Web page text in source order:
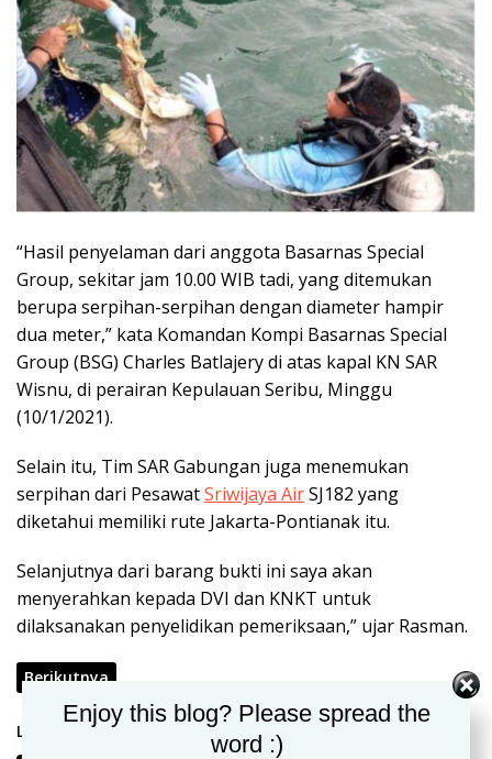
“Hasil penyelaman dari anggota Basarnas Special
Group, sekitar jam 10.00 WIB tadi, yang ditemukan
berupa serpihan-serpihan dengan diameter hampir
dua meter,” kata Komandan Kompi Basarnas Special
Group (BSG) Charles Batlajery di atas kapal KN SAR
Wisnu, di perairan Kepulauan Seribu, Minggu
(10/1/2021).
Selain itu, Tim SAR Gabungan juga menemukan
serpihan dari PesawatSriwijaya AirSJ182 yang
diketahui memiliki rute Jakarta-Pontianak itu.
Selanjutnya dari barang bukti ini saya akan
menyerahkan kepada DVI dan KNKT untuk
dilaksanakan penyelidikan pemeriksaan,” ujar Rasman.
Berikutnya
Laman:
Enjoy this blog? Please spread the
word :)